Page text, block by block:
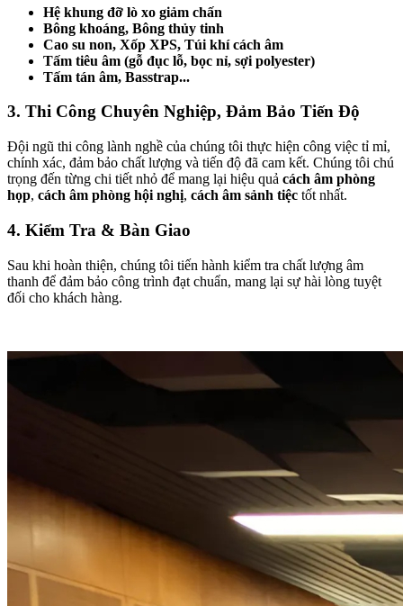
Hệ khung đỡ lò xo giảm chấn
Bông khoáng, Bông thủy tinh
Cao su non, Xốp XPS, Túi khí cách âm
Tấm tiêu âm (gỗ đục lỗ, bọc nỉ, sợi polyester)
Tấm tán âm, Basstrap...
3. Thi Công Chuyên Nghiệp, Đảm Bảo Tiến Độ
Đội ngũ thi công lành nghề của chúng tôi thực hiện công việc tỉ mỉ,
chính xác, đảm bảo chất lượng và tiến độ đã cam kết. Chúng tôi chú
trọng đến từng chi tiết nhỏ để mang lại hiệu quả cách âm phòng
họp, cách âm phòng hội nghị, cách âm sảnh tiệc tốt nhất.
4. Kiểm Tra & Bàn Giao
Sau khi hoàn thiện, chúng tôi tiến hành kiểm tra chất lượng âm
thanh để đảm bảo công trình đạt chuẩn, mang lại sự hài lòng tuyệt
đối cho khách hàng.